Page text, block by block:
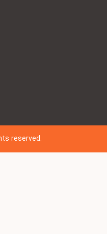
reserved.